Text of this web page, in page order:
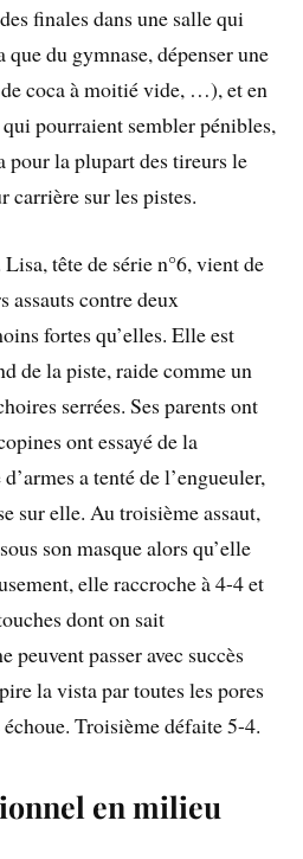
finales dans une salle qui
que du gymnase, dépenser une
coca à moitié vide, …), et en
pourraient sembler pénibles,
pour la plupart des tireurs le
carrière sur les pistes.
tête de série n°6, vient de
assauts contre deux
fortes qu’elles. Elle est
de la piste, raide comme un
serrées. Ses parents ont
ont essayé de la
a tenté de l’engueuler,
sur elle. Au troisième assaut,
son masque alors qu’elle
elle raccroche à 4-4 et
dont on sait
peuvent passer avec succès
la vista par toutes les pores
Troisième défaite 5-4.
en milieu